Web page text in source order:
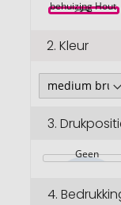
afbeeldingengalerij
behuizing Hout
2. Kleur
3.
Geen
4.